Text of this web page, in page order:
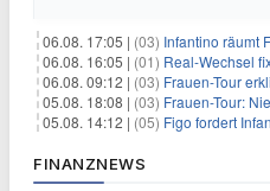
06.08. 17:05 | (03) Infantino räumt
06.08. 16:05 | (01) Real-Wechsel fix:
06.08. 09:12 | (03) Frauen-Tour
05.08. 18:08 | (03) Frauen-Tour:
05.08. 14:12 | (05) Figo fordert
FINANZNEWS